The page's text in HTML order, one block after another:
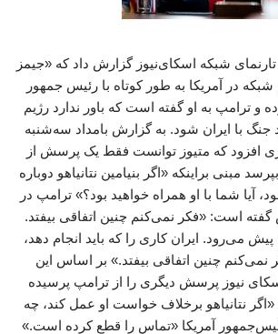
تارنمای شبکه اسکای‌نیوز گزارش داد که «جیمز
شبکه در آمریکا به‌ طور کوتاه با رئیس جمهور
و ترامپ به او گفته است که باور ندارد رژیم
جنگ با ایران شود. به گزارش بامداد سه‌شنبه
افزود که متیوز توانست فقط یک پرسش از
مبنی براینکه «اگر بنیامین نتانیاهو دوباره
آیا شما با او همراه خواهید بود؟» ترامپ در
است: «فکر نمی‌کنم چنین اتفاقی بیفتد.
می‌رود. ایران کاری را که باید انجام دهد،
نمی‌کنم چنین اتفاقی بیفتد.» بر اساس این
نیوز پرسش دیگری را از ترامپ پرسیده
نتانیاهو برخلاف خواست او عمل کند، چه
آمریکا «تماس را قطع کرده است.»